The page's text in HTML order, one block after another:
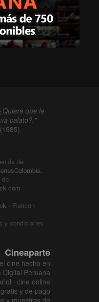
que le
calato?."
de
.
de
- Flaticon
y condiciones
Cineaparte
cine hecho en
Digital Peruana
· cine online
gratis y de pago